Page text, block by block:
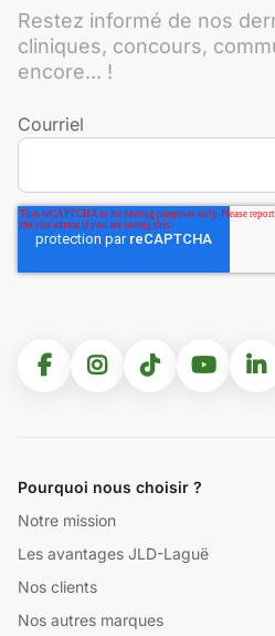
Restez informé de nos
cliniques, concours,
encore... !
Courriel
Pourquoi nous choisir ?
Notre mission
Les avantages JLD-Laguë
Nos clients
Nos autres marques